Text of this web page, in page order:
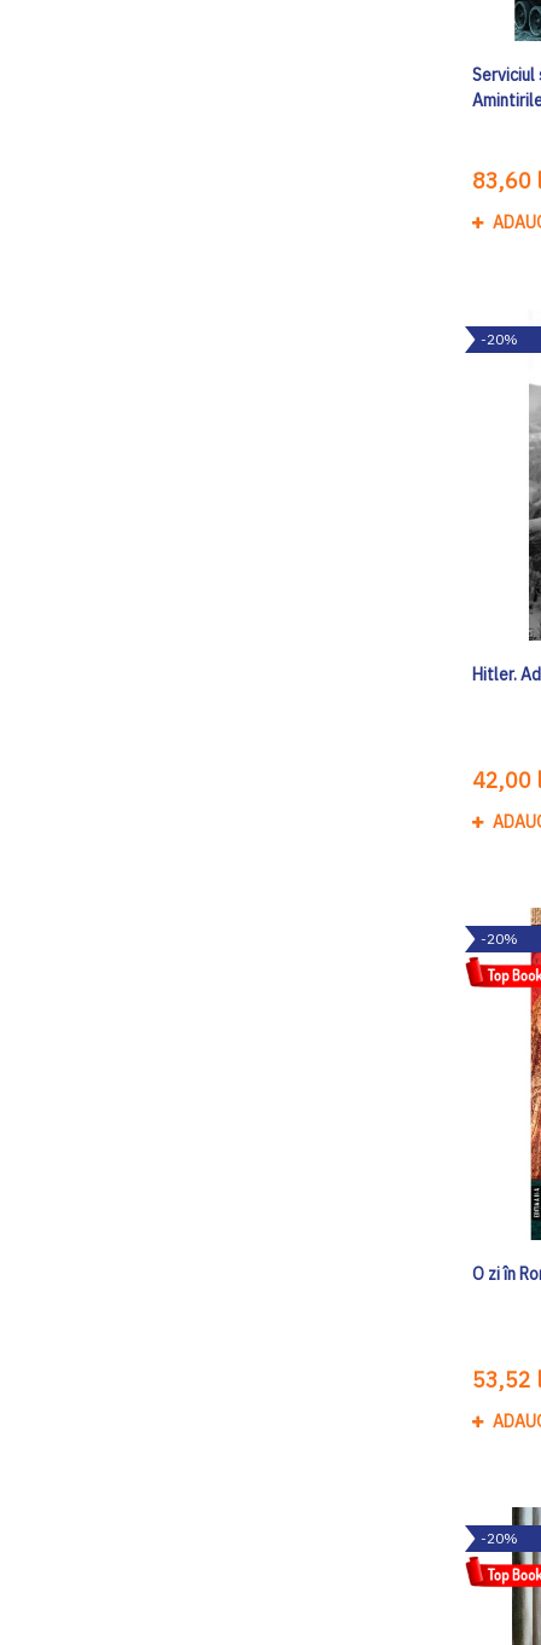
Serviciul
83,60
-20%
Hitler.
42,00
-20%
O zi în
53,52
-20%